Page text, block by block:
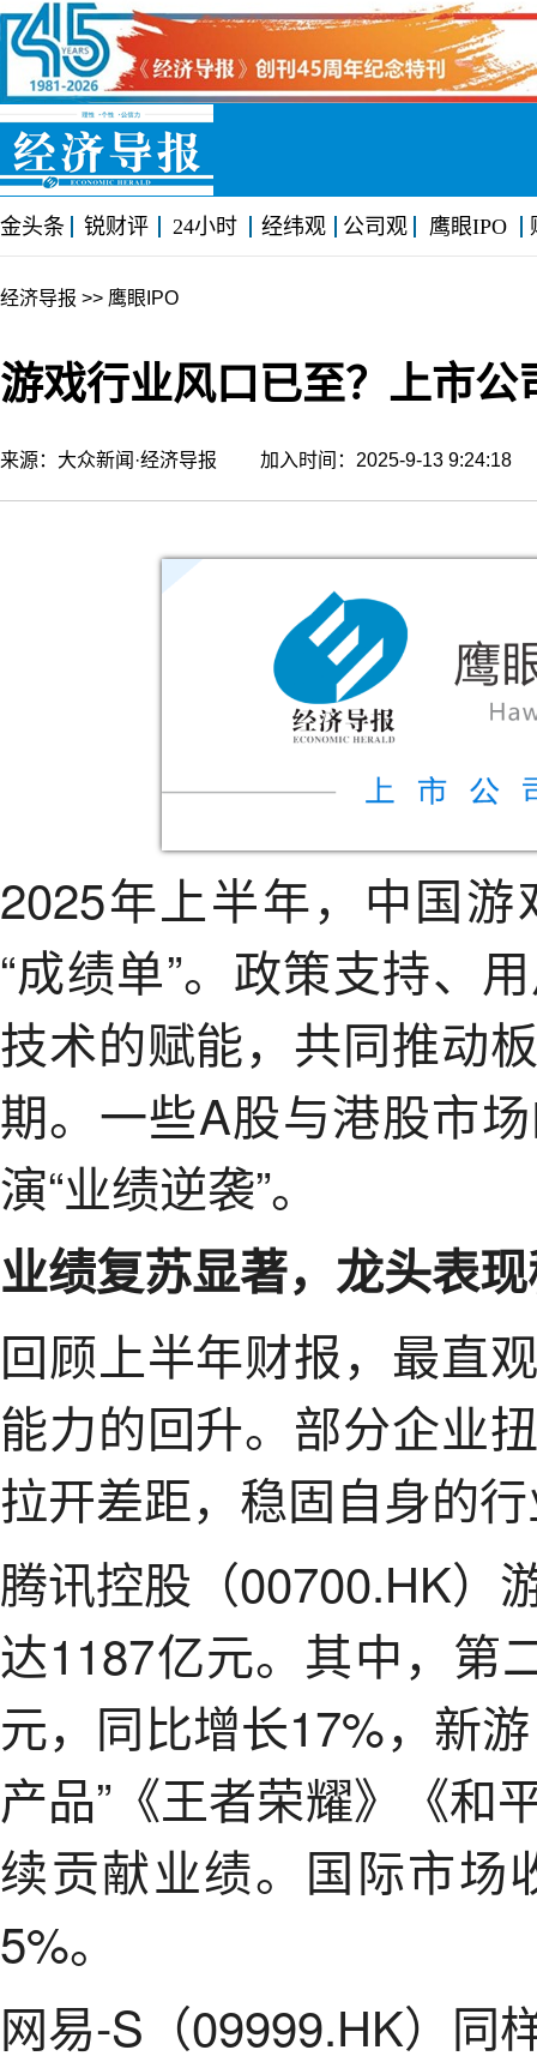
金头条 锐财评 24小时 经纬观 公司观 鹰眼IPO
经济导报 >> 鹰眼IPO
游戏行业风口已至？上市公
来源：大众新闻·经济导报 加入时间：2025-9-13
2025年上半年，中国
“成绩单”。政策支持、
技术的赋能，共同推动
期。一些A股与港股市
演“业绩逆袭”。
业绩复苏显著，龙头表
回顾上半年财报，最直
能力的回升。部分企业
拉开差距，稳固自身的
腾讯控股（00700.HK）
达1187亿元。其中，第
元，同比增长17%，新
产品”《王者荣耀》《和
续贡献业绩。国际市场
5%。
网易-S（09999.HK）同